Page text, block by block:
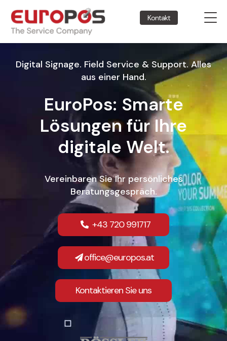
Kontakt
Digital Signage. Field Service & Support. Alles
aus einer Hand.
EuroPos: Smarte
Lösungen für Ihre
digitale Welt.
Vereinbaren Sie Ihr persönliches
Beratungsgespräch.
+43 720 991717
office@europos.at
Kontaktieren Sie uns